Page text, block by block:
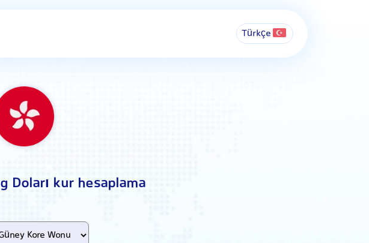
Türkçe
Doları kur hesaplama